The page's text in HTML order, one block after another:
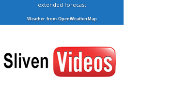
extended forecast
Weather from OpenWeatherMap